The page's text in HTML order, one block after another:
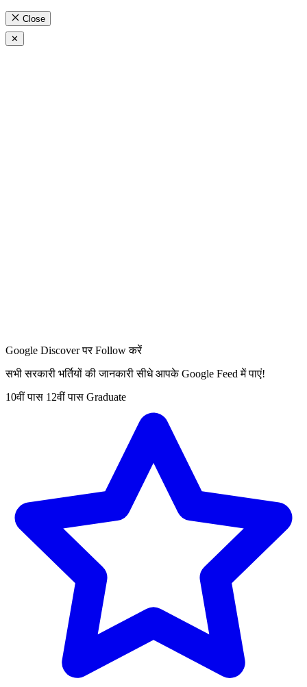
Close
✕
Google Discover पर Follow करें
सभी सरकारी भर्तियों की जानकारी सीधे आपके Google Feed में पाएं!
10वीं पास 12वीं पास Graduate